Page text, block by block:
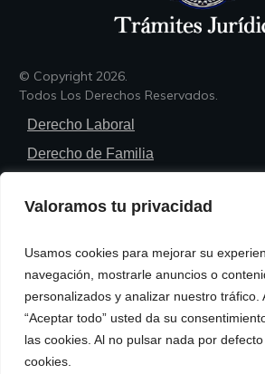
Valoramos tu privacidad
Usamos cookies para mejorar su
navegación, mostrarle anuncios o
personalizados y analizar nuestro tráfico.
“Aceptar todo” usted da su
las cookies. Al no pulsar nada por
cookies.
© Copyright 2026.
Todos Los Derechos Reservados.
Derecho Laboral
Derecho de Familia
Derecho Civil
Trámites Legales
Política de Privacidad
Política de Cookies
Términos y Condiciones de Uso